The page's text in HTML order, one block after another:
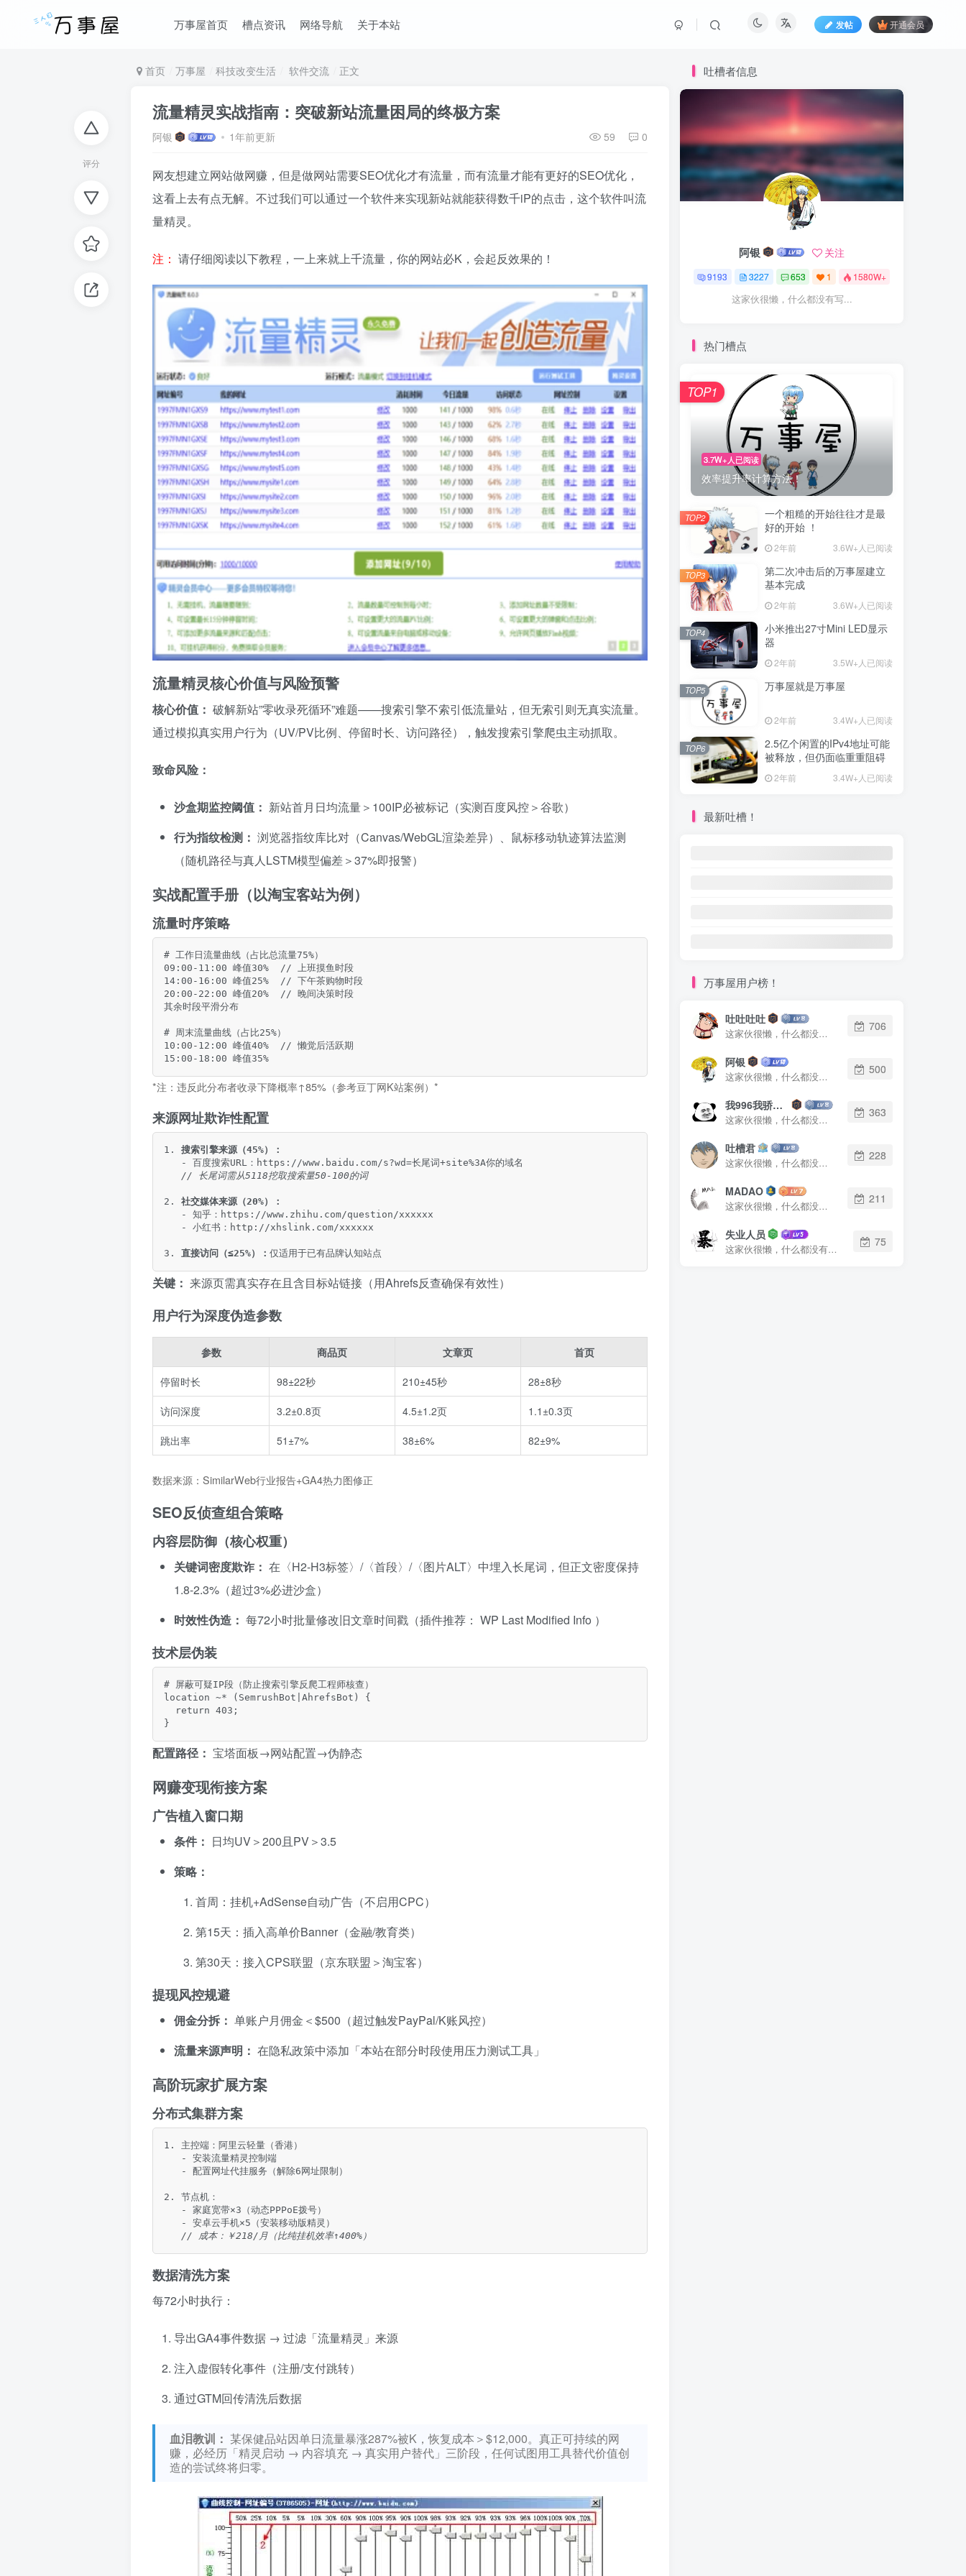
万事屋首页 槽点资讯 网络导航 关于本站 发帖 开通会员
评分
首页 万事屋 科技改变生活 软件交流 正文
流量精灵实战指南：突破新站流量困局的终极方案
阿银 1年前更新 59 0
网友想建立网站做网赚，但是做网站需要SEO优化才有流量，而有流量才能有更好的SEO优化，
这看上去有点无解。不过我们可以通过一个软件来实现新站就能获得数千iP的点击，这个软件叫流
量精灵。
注： 请仔细阅读以下教程，一上来就上千流量，你的网站必K，会起反效果的！
流量精灵核心价值与风险预警
核心价值： 破解新站”零收录死循环”难题——搜索引擎不索引低流量站，但无索引则无真实流量。
通过模拟真实用户行为（UV/PV比例、停留时长、访问路径），触发搜索引擎爬虫主动抓取。
致命风险：
沙盒期监控阈值： 新站首月日均流量＞100IP必被标记（实测百度风控＞谷歌）
行为指纹检测： 浏览器指纹库比对（Canvas/WebGL渲染差异）、鼠标移动轨迹算法监测
（随机路径与真人LSTM模型偏差＞37%即报警）
实战配置手册（以淘宝客站为例）
流量时序策略
# 工作日流量曲线（占比总流量75%）
09:00-11:00 峰值30%  // 上班摸鱼时段
14:00-16:00 峰值25%  // 下午茶购物时段
20:00-22:00 峰值20%  // 晚间决策时段
其余时段平滑分布
# 周末流量曲线（占比25%）
10:00-12:00 峰值40%  // 懒觉后活跃期
15:00-18:00 峰值35%
*注：违反此分布者收录下降概率↑85%（参考豆丁网K站案例）*
来源网址欺诈性配置
1. 搜索引擎来源（45%）：
   - 百度搜索URL：https://www.baidu.com/s?wd=长尾词+site%3A你的域名
// 长尾词需从5118挖取搜索量50-100的词
2. 社交媒体来源（20%）：
   - 知乎：https://www.zhihu.com/question/xxxxxx
   - 小红书：http://xhslink.com/xxxxxx
3. 直接访问（≤25%）： 仅适用于已有品牌认知站点
关键： 来源页需真实存在且含目标站链接（用Ahrefs反查确保有效性）
用户行为深度伪造参数
参数 商品页 文章页 首页
停留时长 98±22秒 210±45秒 28±8秒
访问深度 3.2±0.8页 4.5±1.2页 1.1±0.3页
跳出率 51±7% 38±6% 82±9%
数据来源：SimilarWeb行业报告+GA4热力图修正
SEO反侦查组合策略
内容层防御（核心权重）
关键词密度欺诈： 在〈H2-H3标签〉/〈首段〉/〈图片ALT〉中埋入长尾词，但正文密度保持
1.8-2.3%（超过3%必进沙盒）
时效性伪造： 每72小时批量修改旧文章时间戳（插件推荐： WP Last Modified Info ）
技术层伪装
# 屏蔽可疑IP段（防止搜索引擎反爬工程师核查）
location ~* (SemrushBot|AhrefsBot) {
  return 403;
}
配置路径： 宝塔面板→网站配置→伪静态
网赚变现衔接方案
广告植入窗口期
条件： 日均UV＞200且PV＞3.5
策略：
首周：挂机+AdSense自动广告（不启用CPC）
第15天：插入高单价Banner（金融/教育类）
第30天：接入CPS联盟（京东联盟＞淘宝客）
提现风控规避
佣金分拆： 单账户月佣金＜$500（超过触发PayPal/K账风控）
流量来源声明： 在隐私政策中添加「本站在部分时段使用压力测试工具」
高阶玩家扩展方案
分布式集群方案
1. 主控端：阿里云轻量（香港）
   - 安装流量精灵控制端
   - 配置网址代挂服务（解除6网址限制）
2. 节点机：
   - 家庭宽带×3（动态PPPoE拨号）
   - 安卓云手机×5（安装移动版精灵）
// 成本：￥218/月（比纯挂机效率↑400%）
数据清洗方案
每72小时执行：
导出GA4事件数据 → 过滤「流量精灵」来源
注入虚假转化事件（注册/支付跳转）
通过GTM回传清洗后数据
血泪教训： 某保健品站因单日流量暴涨287%被K，恢复成本＞$12,000。真正可持续的网
赚，必经历「精灵启动 → 内容填充 → 真实用户替代」三阶段，任何试图用工具替代价值创
造的尝试终将归零。
吐槽者信息
阿银 关注
9193 3227 653 1 1580W+
这家伙很懒，什么都没有写...
热门槽点
3.7W+人已阅读
效率提升率计算方法！
TOP1
一个粗糙的开始往往才是最
好的开始 ！
2年前 3.6W+人已阅读
TOP2
第二次冲击后的万事屋建立
基本完成
2年前 3.6W+人已阅读
TOP3
小米推出27寸Mini LED显示
器
2年前 3.5W+人已阅读
TOP4
万事屋就是万事屋
2年前 3.4W+人已阅读
TOP5
2.5亿个闲置的IPv4地址可能
被释放，但仍面临重重阻碍
2年前 3.4W+人已阅读
TOP6
最新吐槽！
万事屋用户榜！
吐吐吐吐
这家伙很懒，什么都没有写...
706
阿银
这家伙很懒，什么都没有写...
500
我996我骄傲了么
这家伙很懒，什么都没有写...
363
吐槽君
这家伙很懒，什么都没有写...
228
MADAO
这家伙很懒，什么都没有写...
211
失业人员
这家伙很懒，什么都没有写...
75